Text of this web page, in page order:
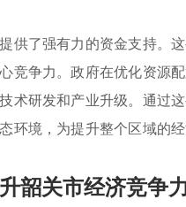
提供了强有力的资金支持。
竞争力。政府在优化资源
术研发和产业升级。通过
环境，为提升整个区域的
韶关市经济竞争